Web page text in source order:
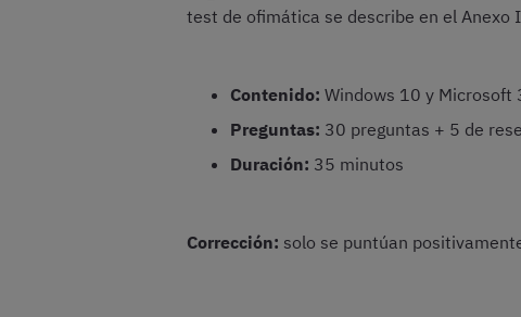
test de ofimática se describe en el Anexo
Contenido: Windows 10 y
Preguntas: 30 preguntas + 5 de
Duración: 35 minutos
Corrección: solo se puntúan